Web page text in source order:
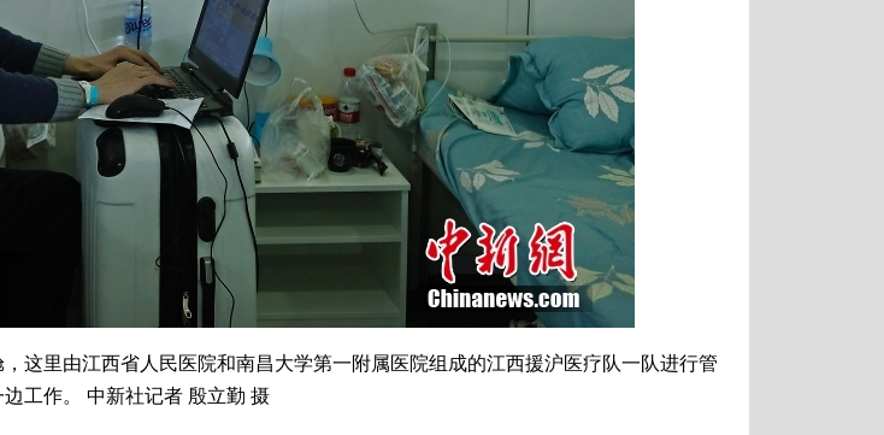
里由江西省人民医院和南昌大学第一附属医院组成的江西援沪医疗队一队进行管
工作。 中新社记者 殷立勤 摄